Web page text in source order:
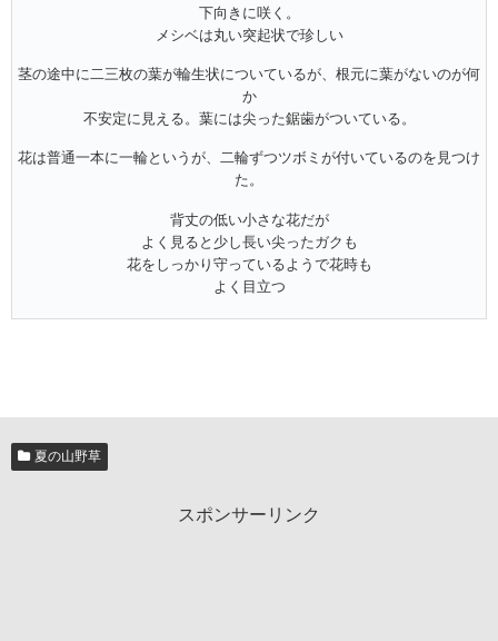
下向きに咲く。
メシベは丸い突起状で珍しい
茎の途中に二三枚の葉が輪生状についているが、根元に葉がないのが何
か
不安定に見える。葉には尖った鋸歯がついている。
花は普通一本に一輪というが、二輪ずつツボミが付いているのを見つけ
た。
背丈の低い小さな花だが
よく見ると少し長い尖ったガクも
花をしっかり守っているようで花時も
よく目立つ
夏の山野草
スポンサーリンク